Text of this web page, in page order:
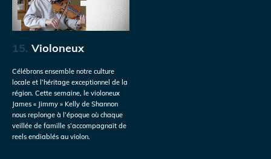
15. Violoneux
Célébrons ensemble notre culture
locale et l’héritage exceptionnel de la
région. Cette semaine, le violoneux
James « Jimmy » Kelly de Shannon
nous replonge à l’époque où chaque
veillée de famille s’accompagnait de
reels endiablés au violon.